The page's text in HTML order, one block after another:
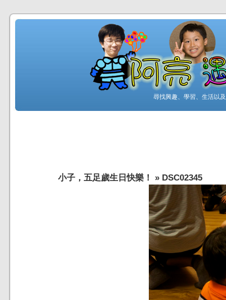
尋找興趣、學習、生活以
小子，五足歲生日快樂！ » DSC02345